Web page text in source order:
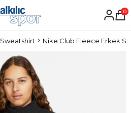
0
Sweatshirt Nike Club Fleece Erkek